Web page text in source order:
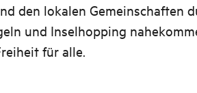
den lokalen Gemeinschaften
und Inselhopping
für alle.